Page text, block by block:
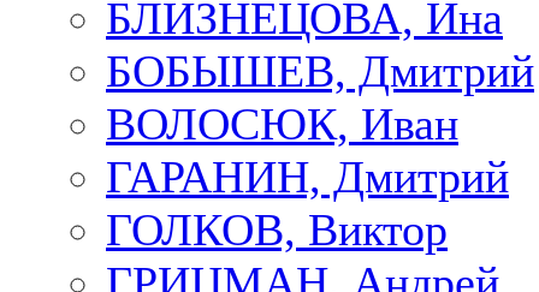
БЛИЗНЕЦОВА, Ина
БОБЫШЕВ, Дмитрий
ВОЛОСЮК, Иван
ГАРАНИН, Дмитрий
ГОЛКОВ, Виктор